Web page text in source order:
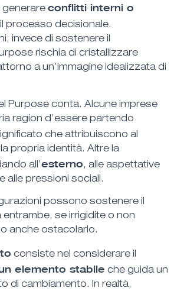
generare conflitti interni o
il processo decisionale.
invece di sostenere il
rischia di cristallizzare
a un’immagine idealizzata di
Purpose conta. Alcune imprese
ragion d’essere partendo
che attribuiscono al
propria identità. Altre la
all’esterno, alle aspettative
alle pressioni sociali.
possono sostenere il
se irrigidite o non
anche ostacolarlo.
consiste nel considerare il
elemento stabile che guida un
di cambiamento. In realtà,